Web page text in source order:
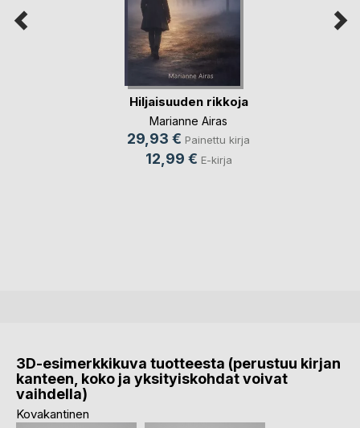
Hiljaisuuden rikkoja
Marianne Airas
29,93 € Painettu kirja
12,99 € E-kirja
3D-esimerkkikuva tuotteesta (perustuu kirjan
kanteen, koko ja yksityiskohdat voivat
vaihdella)
Kovakantinen